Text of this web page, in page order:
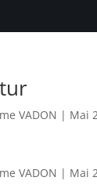
VADON | Mai
VADON | Mai